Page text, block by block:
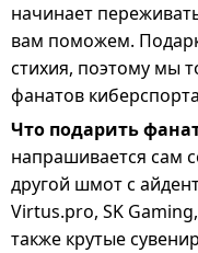
начинает
вам поможем.
стихия, поэтому мы
фанатов
Что подарить
напрашивается сам
другой шмот с
Virtus.pro, SK Gaming,
также крутые